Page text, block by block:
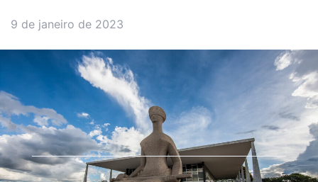
9 de janeiro de 2023